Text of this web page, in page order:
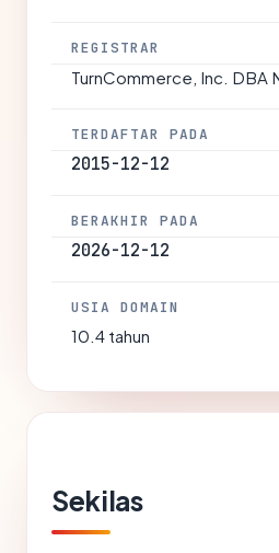
REGISTRAR
TurnCommerce, Inc. DBA
TERDAFTAR PADA
2015-12-12
BERAKHIR PADA
2026-12-12
USIA DOMAIN
10.4 tahun
Sekilas